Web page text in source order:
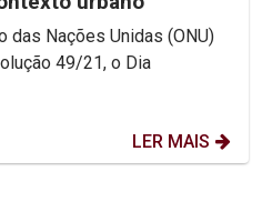
das Nações Unidas (ONU)
49/21, o Dia
LER MAIS